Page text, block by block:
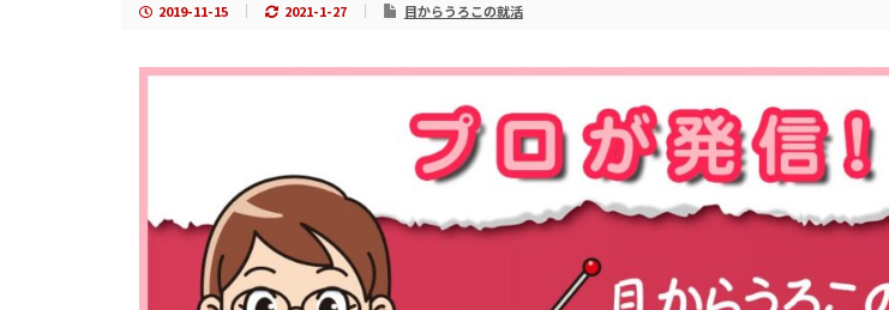
2019-11-15 2021-1-27 目からうろこの就活